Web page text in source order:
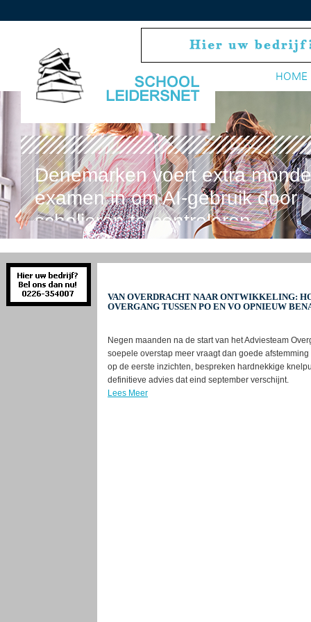
HOME
Denemarken voert extra
examen in om AI-gebruik door
scholieren te controleren
VAN OVERDRACHT NAAR ONTWIKKELING:
OVERGANG TUSSEN PO EN VO OPNIEUW
Negen maanden na de start van het Adviesteam
soepele overstap meer vraagt dan goede
op de eerste inzichten, bespreken hardnekkige
definitieve advies dat eind september verschijnt.
Lees Meer